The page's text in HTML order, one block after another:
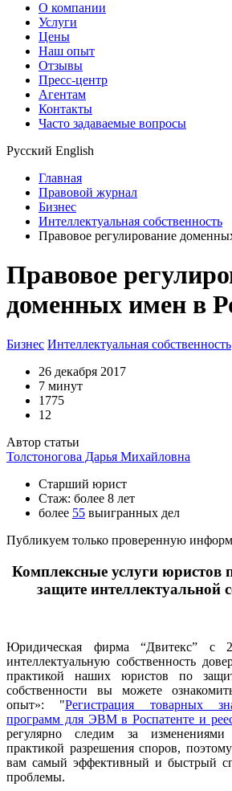
О компании
Услуги
Цены
Наш опыт
Отзывы
Пресс-центр
Агентам
Контакты
Часто задаваемые вопросы
Русский English
Главная
Правовой журнал
Бизнес
Интеллектуальная собственность
Правовое регулирование
Правовое
доменных имен в
Бизнес Интеллектуальная собственность
26 декабря 2017
7 минут
1775
12
Автор статьи
Толстоногова Дарья Михайловна
Старший юрист
Стаж: более 8 лет
более 55 выигранных дел
Публикуем только проверенную
Комплексные услуги юристов
защите интеллектуальной
Юридическая фирма “Двитекс” с
интеллектуальную собственность
практикой наших юристов по
собственности вы можете
опыт»: "Регистрация товарных
программ для ЭВМ в Роспатенте и
регулярно следим за изменениями
практикой разрешения споров,
вам самый эффективный и быстрый
проблемы.